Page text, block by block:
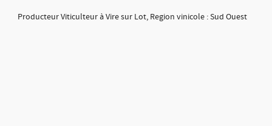
Producteur Viticulteur à Vire sur Lot, Region vinicole : Sud Ouest